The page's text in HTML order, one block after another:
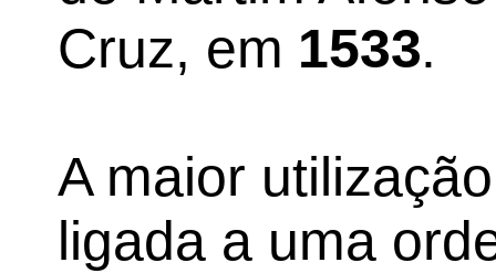
Cruz, em 1533.
A maior
ligada a uma